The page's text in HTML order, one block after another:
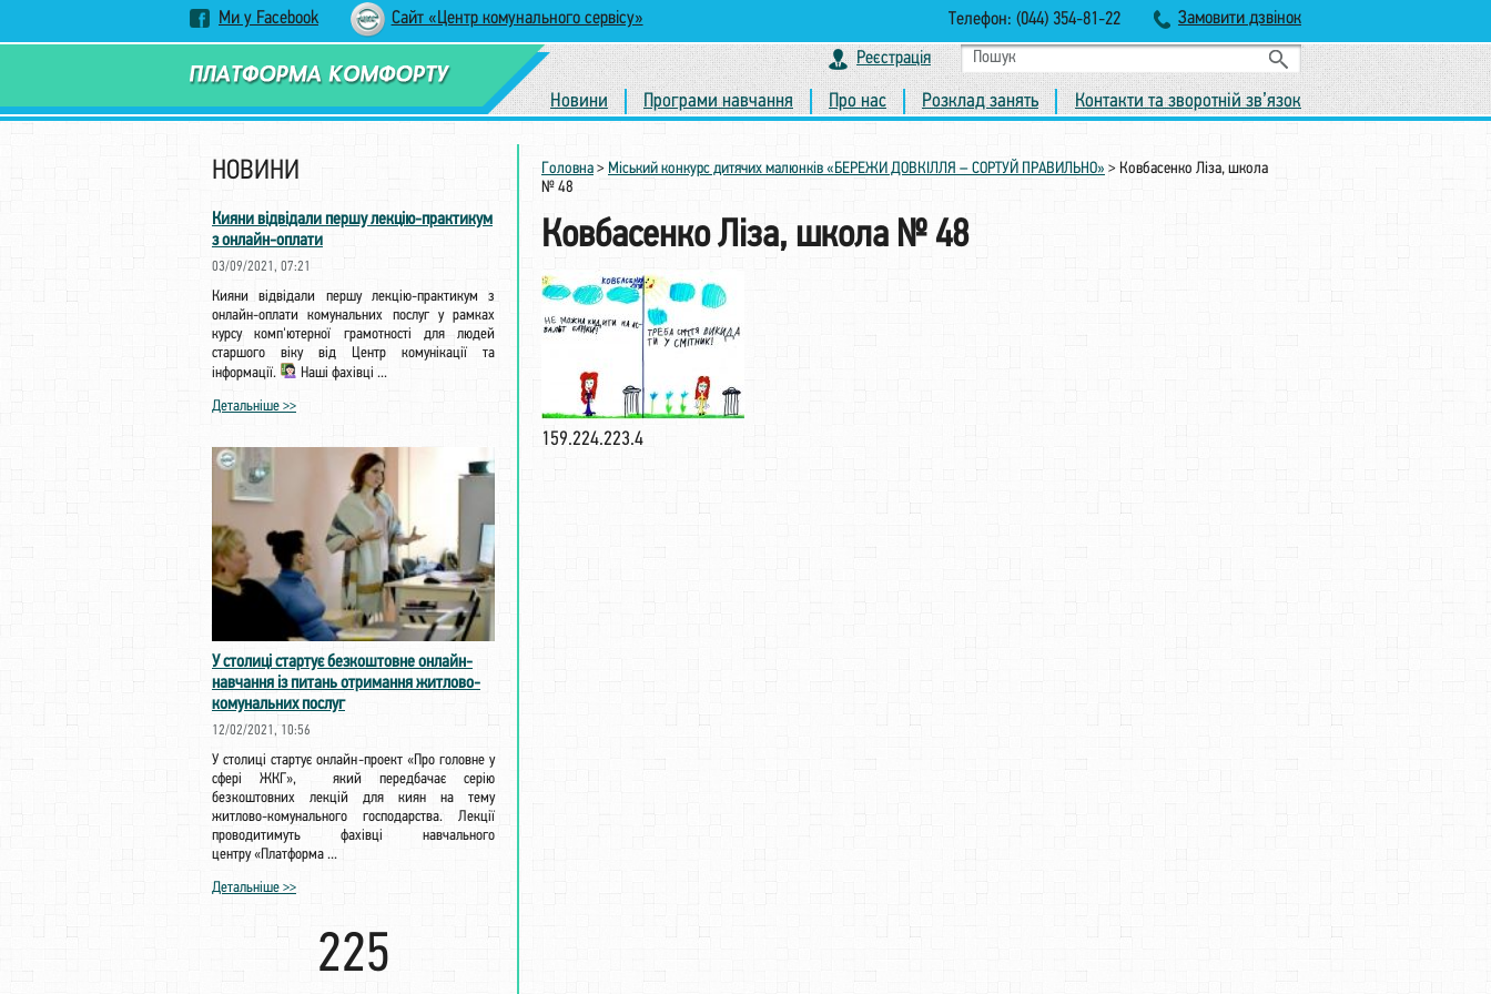
Ми у Facebook Сайт «Центр комунального сервісу» Замовити дзвінок
Телефон: (044) 354-81-22
Реєстрація
Новини Програми навчання Про нас Розклад занять Контакти та зворотній зв’язок
НОВИНИ
Кияни відвідали першу лекцію-практикум
з онлайн-оплати
03/09/2021, 07:21
Кияни відвідали першу лекцію-практикум з
онлайн-оплати комунальних послуг у рамках
курсу комп'ютерної грамотності для людей
старшого віку від Центр комунікації та
інформації.
Наші фахівці ...
Детальніше >>
У столиці стартує безкоштовне онлайн-
навчання із питань отримання житлово-
комунальних послуг
12/02/2021, 10:56
У столиці стартує онлайн-проект «Про головне у
сфері ЖКГ», який передбачає серію
безкоштовних лекцій для киян на тему
житлово-комунального господарства. Лекції
проводитимуть фахівці навчального
центру «Платформа ...
Детальніше >>
225
Головна > Міський конкурс дитячих малюнків «БЕРЕЖИ ДОВКІЛЛЯ – СОРТУЙ ПРАВИЛЬНО» > Ковбасенко Ліза, школа
№ 48
Ковбасенко Ліза, школа № 48
159.224.223.4